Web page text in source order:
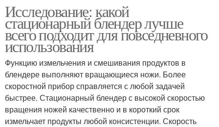
Исследование: какой
стационарный блендер лучше
всего подходит для повседневного
использования
Функцию измельчения и смешивания продуктов в
блендере выполняют вращающиеся ножи. Более
скоростной прибор справляется с любой задачей
быстрее. Стационарный блендер с высокой скоростью
вращения ножей качественно и в короткий срок
измельчает продукты любой консистенции. Скорость